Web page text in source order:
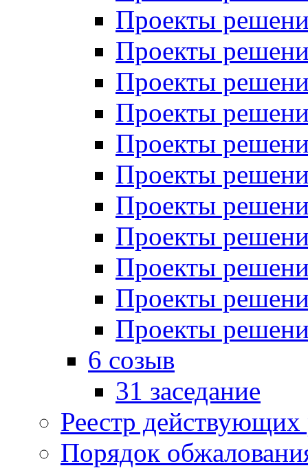
Проекты
Проекты
Проекты
Проекты
Проекты
Проекты
Проекты
Проекты
Проекты
Проекты
Проекты
6 созыв
31 заседание
Реестр
Порядок